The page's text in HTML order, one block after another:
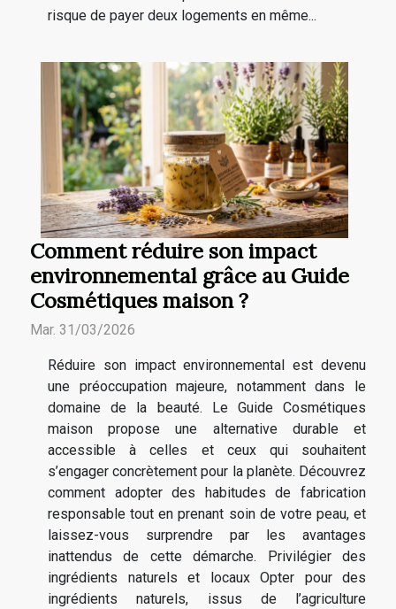
risque de payer deux logements en même...
Comment réduire son impact
environnemental grâce au Guide
Cosmétiques maison ?
Mar. 31/03/2026
Réduire son impact environnemental est devenu
une préoccupation majeure, notamment dans le
domaine de la beauté. Le Guide Cosmétiques
maison propose une alternative durable et
accessible à celles et ceux qui souhaitent
s’engager concrètement pour la planète. Découvrez
comment adopter des habitudes de fabrication
responsable tout en prenant soin de votre peau, et
laissez-vous surprendre par les avantages
inattendus de cette démarche. Privilégier des
ingrédients naturels et locaux Opter pour des
ingrédients naturels, issus de l’agriculture